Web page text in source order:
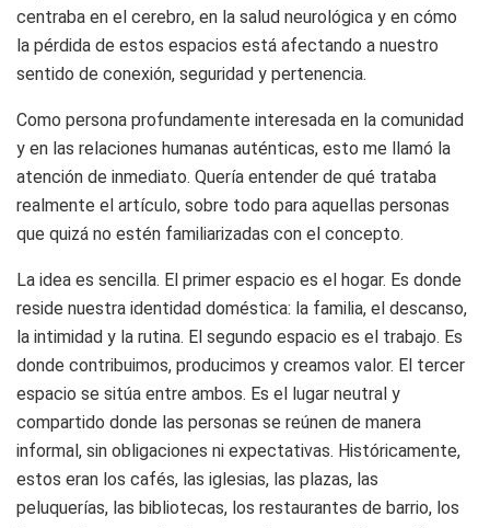
centraba en el cerebro, en la salud neurológica y en cómo
la pérdida de estos espacios está afectando a nuestro
sentido de conexión, seguridad y pertenencia.
Como persona profundamente interesada en la comunidad
y en las relaciones humanas auténticas, esto me llamó la
atención de inmediato. Quería entender de qué trataba
realmente el artículo, sobre todo para aquellas personas
que quizá no estén familiarizadas con el concepto.
La idea es sencilla. El primer espacio es el hogar. Es donde
reside nuestra identidad doméstica: la familia, el descanso,
la intimidad y la rutina. El segundo espacio es el trabajo. Es
donde contribuimos, producimos y creamos valor. El tercer
espacio se sitúa entre ambos. Es el lugar neutral y
compartido donde las personas se reúnen de manera
informal, sin obligaciones ni expectativas. Históricamente,
estos eran los cafés, las iglesias, las plazas, las
peluquerías, las bibliotecas, los restaurantes de barrio, los